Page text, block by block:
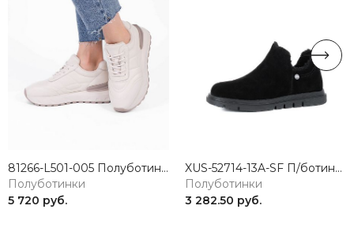
81266-L501-005 Полуботинки женские натуральная кожа бежевый 365
Полуботинки
5 720 руб.
XUS-52714-13A-SF П/ботинки женские натуральная кожа черный Madella
Полуботинки
3 282.50 руб.